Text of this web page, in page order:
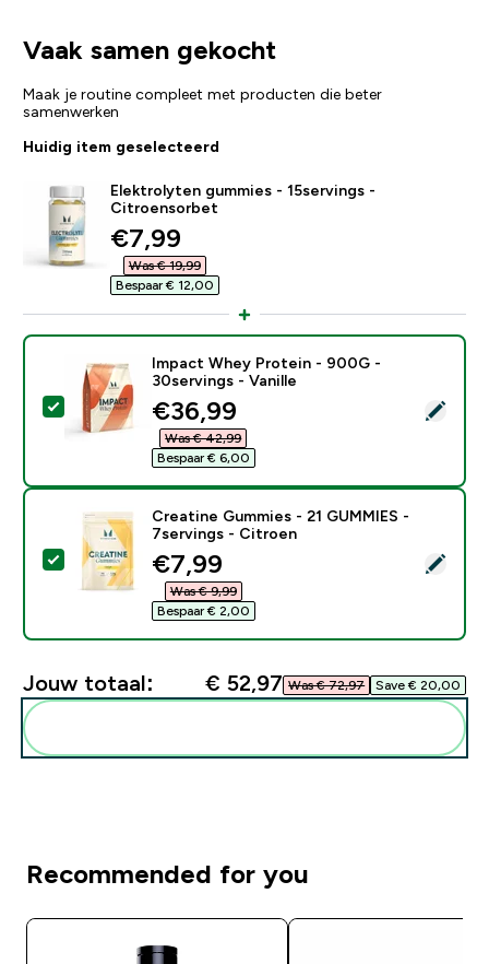
Vaak samen gekocht
Maak je routine compleet met producten die beter
samenwerken
Huidig item geselecteerd
Elektrolyten gummies - 15servings -
Citroensorbet
discounted price
€7,99‎
Was € 19,99‎
Bespaar € 12,00‎
Selecteer dit product - Impact Whey Protein - 900G
Impact Whey Protein - 900G -
30servings - Vanille
discounted price
€36,99‎
Was € 42,99‎
Bespaar € 6,00‎
Selecteer dit product - Creatine Gummies - 21
Creatine Gummies - 21 GUMMIES -
7servings - Citroen
discounted price
€7,99‎
Was € 9,99‎
Bespaar € 2,00‎
Jouw totaal: € 52,97‎ Was € 72,97‎ Save € 20,00‎
Recommended for you